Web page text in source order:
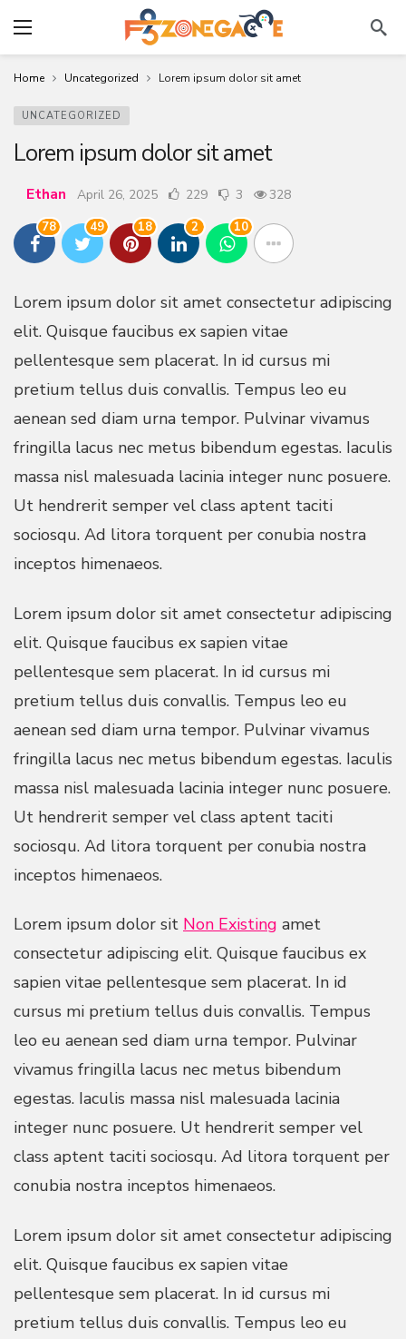
Home Uncategorized Lorem ipsum dolor sit amet
UNCATEGORIZED
Lorem ipsum dolor sit amet
Ethan April 26, 2025 229 3 328
78 49 18 2 10
Lorem ipsum dolor sit amet consectetur adipiscing
elit. Quisque faucibus ex sapien vitae
pellentesque sem placerat. In id cursus mi
pretium tellus duis convallis. Tempus leo eu
aenean sed diam urna tempor. Pulvinar vivamus
fringilla lacus nec metus bibendum egestas. Iaculis
massa nisl malesuada lacinia integer nunc posuere.
Ut hendrerit semper vel class aptent taciti
sociosqu. Ad litora torquent per conubia nostra
inceptos himenaeos.
Lorem ipsum dolor sit amet consectetur adipiscing
elit. Quisque faucibus ex sapien vitae
pellentesque sem placerat. In id cursus mi
pretium tellus duis convallis. Tempus leo eu
aenean sed diam urna tempor. Pulvinar vivamus
fringilla lacus nec metus bibendum egestas. Iaculis
massa nisl malesuada lacinia integer nunc posuere.
Ut hendrerit semper vel class aptent taciti
sociosqu. Ad litora torquent per conubia nostra
inceptos himenaeos.
Lorem ipsum dolor sit Non Existing amet
consectetur adipiscing elit. Quisque faucibus ex
sapien vitae pellentesque sem placerat. In id
cursus mi pretium tellus duis convallis. Tempus
leo eu aenean sed diam urna tempor. Pulvinar
vivamus fringilla lacus nec metus bibendum
egestas. Iaculis massa nisl malesuada lacinia
integer nunc posuere. Ut hendrerit semper vel
class aptent taciti sociosqu. Ad litora torquent per
conubia nostra inceptos himenaeos.
Lorem ipsum dolor sit amet consectetur adipiscing
elit. Quisque faucibus ex sapien vitae
pellentesque sem placerat. In id cursus mi
pretium tellus duis convallis. Tempus leo eu